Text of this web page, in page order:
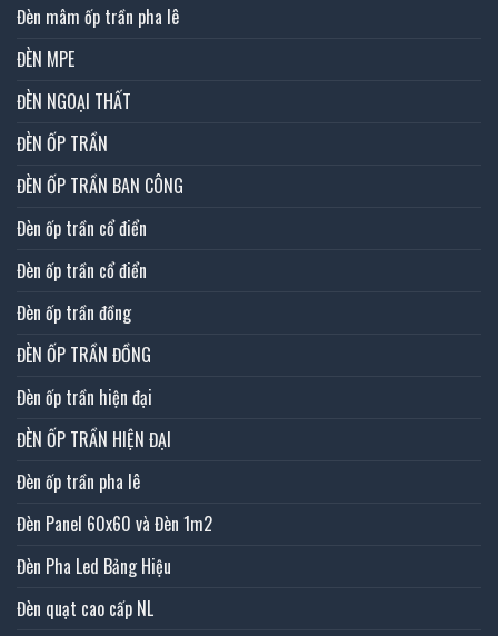
Đèn mâm ốp trần pha lê
ĐÈN MPE
ĐÈN NGOẠI THẤT
ĐÈN ỐP TRẦN
ĐÈN ỐP TRẦN BAN CÔNG
Đèn ốp trần cổ điển
Đèn ốp trần cổ điển
Đèn ốp trần đồng
ĐÈN ỐP TRẦN ĐỒNG
Đèn ốp trần hiện đại
ĐÈN ỐP TRẦN HIỆN ĐẠI
Đèn ốp trần pha lê
Đèn Panel 60x60 và Đèn 1m2
Đèn Pha Led Bảng Hiệu
Đèn quạt cao cấp NL